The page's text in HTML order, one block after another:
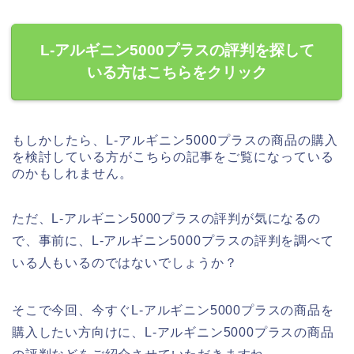
L-アルギニン5000プラスの評判を探して
いる方はこちらをクリック
もしかしたら、L-アルギニン5000プラスの商品の購入
を検討している方がこちらの記事をご覧になっている
のかもしれません。
ただ、L-アルギニン5000プラスの評判が気になるの
で、事前に、L-アルギニン5000プラスの評判を調べて
いる人もいるのではないでしょうか？
そこで今回、今すぐL-アルギニン5000プラスの商品を
購入したい方向けに、L-アルギニン5000プラスの商品